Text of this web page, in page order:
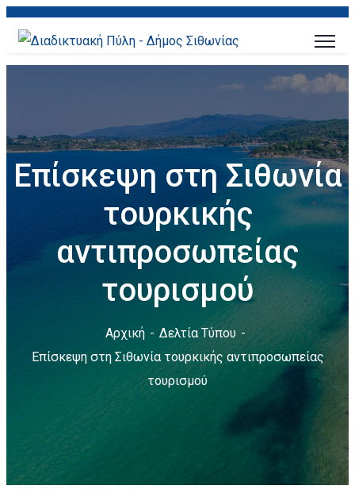
Επίσκεψη στη Σιθωνία
τουρκικής
αντιπροσωπείας
τουρισμού
Αρχική
Δελτία Τύπου
Επίσκεψη στη Σιθωνία τουρκικής αντιπροσωπείας
τουρισμού